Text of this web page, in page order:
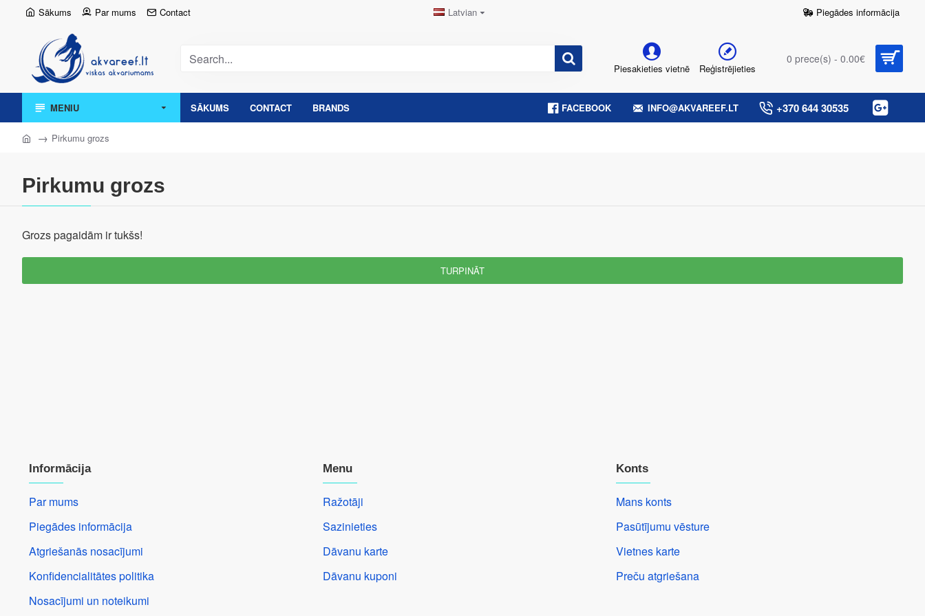
Sākums Par mums Contact Latvian Piegādes informācija
Piesakieties vietnē Reģistrējieties
0 prece(s) - 0.00€
MENIU SĀKUMS CONTACT BRANDS FACEBOOK INFO@AKVAREEF.LT +370 644 30535
Pirkumu grozs
Pirkumu grozs
Grozs pagaidām ir tukšs!
TURPINĀT
Informācija
Par mums
Piegādes informācija
Atgriešanās nosacījumi
Konfidencialitātes politika
Nosacījumi un noteikumi
Menu
Ražotāji
Sazinieties
Dāvanu karte
Dāvanu kuponi
Konts
Mans konts
Pasūtījumu vēsture
Vietnes karte
Preču atgriešana